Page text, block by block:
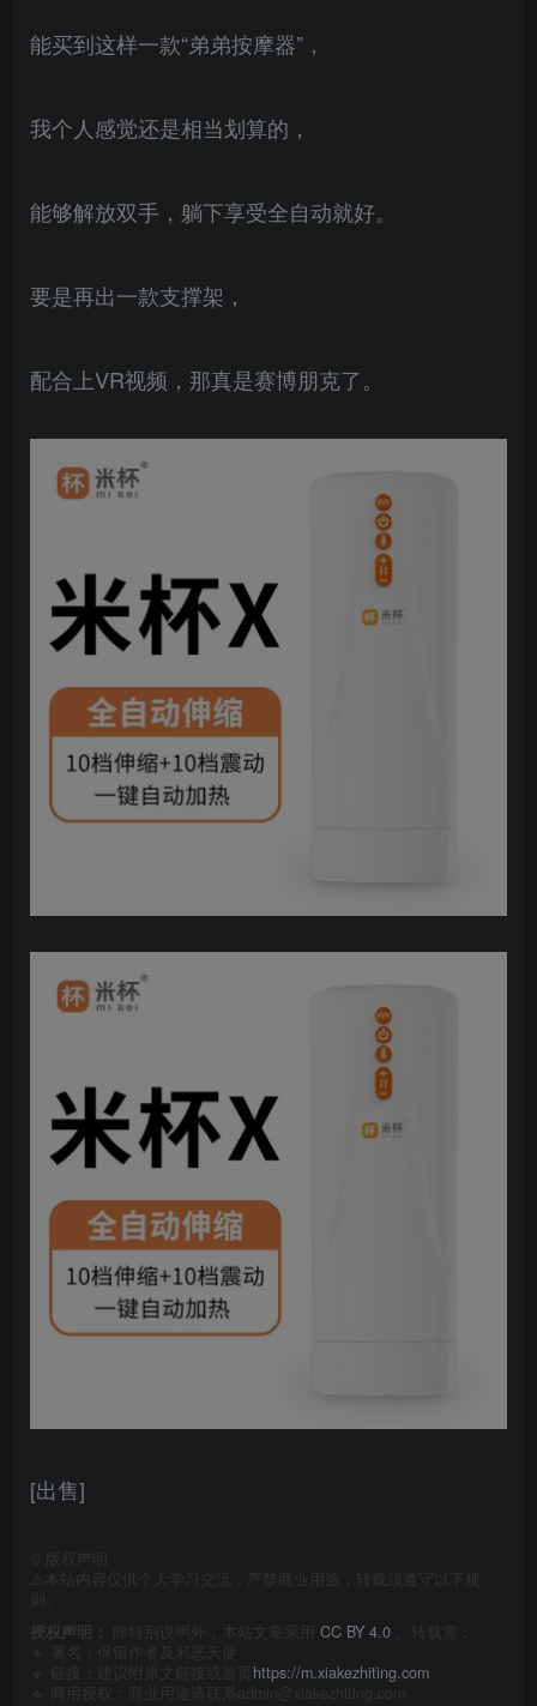
能买到这样一款“弟弟按摩器”，
我个人感觉还是相当划算的，
能够解放双手，躺下享受全自动就好。
要是再出一款支撑架，
配合上VR视频，那真是赛博朋克了。
[出售]
版权声明
⚠️本站内容仅供个人学习交流，严禁商业用途，转载须遵守以下规
授权声明：
除特别说明外，本站文章采用 CC BY 4.0 ， 转载需：
🔹 署名：保留作者及 邪恶天使
🔹 链接：建议附原文链接或首页 https://m.xiakezhiting.com
🔹 商用授权：商业用途请联系admin@xiakezhiting.com